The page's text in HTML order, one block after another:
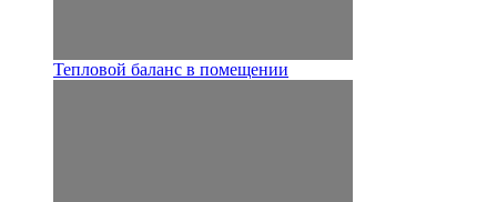
Тепловой баланс в помещении